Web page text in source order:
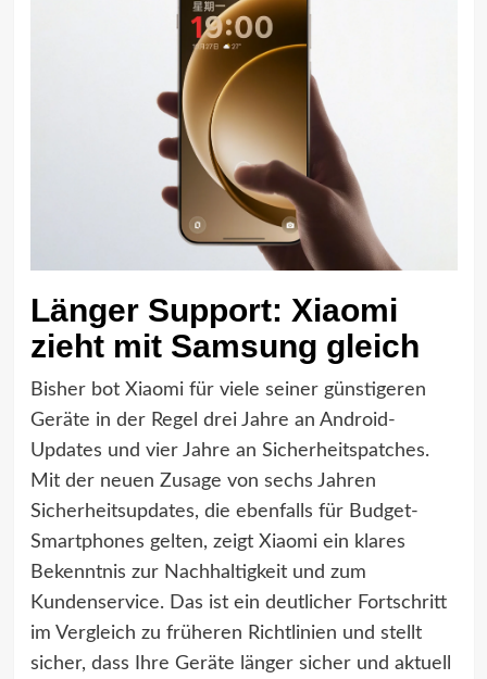
Länger Support: Xiaomi
zieht mit Samsung gleich
Bisher bot Xiaomi für viele seiner günstigeren
Geräte in der Regel drei Jahre an Android-
Updates und vier Jahre an Sicherheitspatches.
Mit der neuen Zusage von sechs Jahren
Sicherheitsupdates, die ebenfalls für Budget-
Smartphones gelten, zeigt Xiaomi ein klares
Bekenntnis zur Nachhaltigkeit und zum
Kundenservice. Das ist ein deutlicher Fortschritt
im Vergleich zu früheren Richtlinien und stellt
sicher, dass Ihre Geräte länger sicher und aktuell